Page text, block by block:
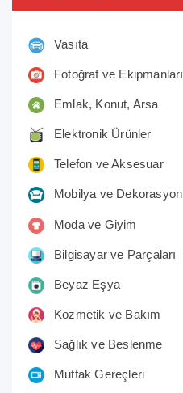
Vasıta
Fotoğraf ve Ekipmanları
Emlak, Konut, Arsa
Elektronik Ürünler
Telefon ve Aksesuar
Mobilya ve Dekorasyon
Moda ve Giyim
Bilgisayar ve Parçaları
Beyaz Eşya
Kozmetik ve Bakım
Sağlık ve Beslenme
Mutfak Gereçleri